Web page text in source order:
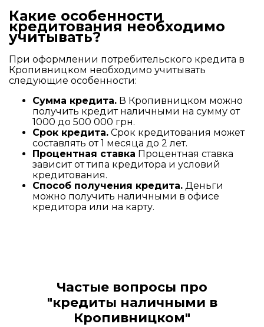
Какие особенности
кредитования необходимо
учитывать?
При оформлении потребительского кредита в
Кропивницком необходимо учитывать
следующие особенности:
Сумма кредита. В Кропивницком можно
получить кредит наличными на сумму от
1000 до 500 000 грн.
Срок кредита. Срок кредитования может
составлять от 1 месяца до 2 лет.
Процентная ставка Процентная ставка
зависит от типа кредитора и условий
кредитования.
Способ получения кредита. Деньги
можно получить наличными в офисе
кредитора или на карту.
Частые вопросы про
"кредиты наличными в
Кропивницком"